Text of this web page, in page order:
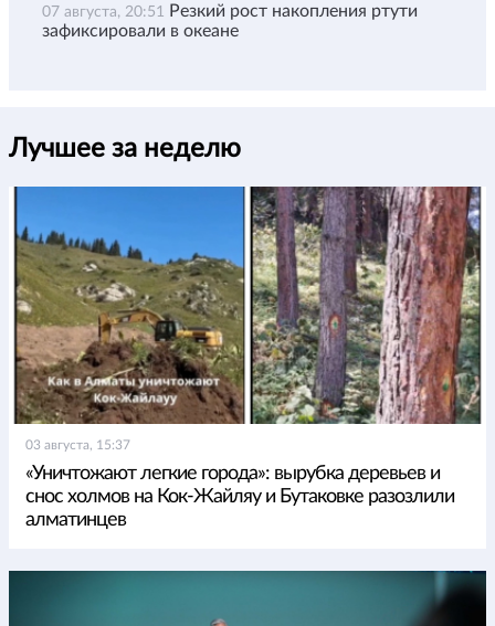
07 августа, 20:51
Резкий рост накопления ртути
зафиксировали в океане
Лучшее за неделю
03 августа, 15:37
«Уничтожают легкие города»: вырубка деревьев и
снос холмов на Кок-Жайляу и Бутаковке разозлили
алматинцев